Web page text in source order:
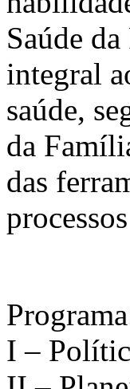
Saúde
integral
saúde,
da
das
I –